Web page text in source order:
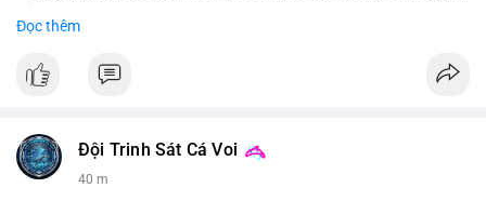
các điều khoản liên quan đến đạo đức và stablecoin.
rõ ràng cho thị trường tiền điện tử tại Mỹ.
#cryptoregulation #stablecoin
Đọc thêm
Đội Trinh Sát Cá Voi
40 m